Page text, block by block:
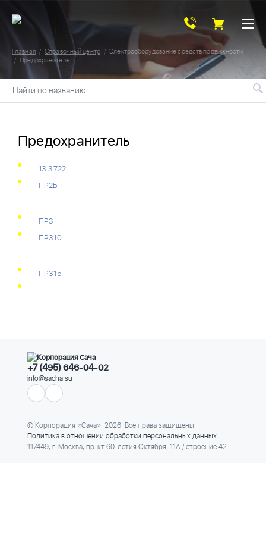
Главная Справочный центр
Электрооборудование средств подвижности
Предохранитель
Найти по названию
Предохранитель
13.3722
ПР2Б
ПР3
ПР310
ПР315
+7 (495) 646-04-02
info@sacha.su
© Корпорация «Сача», 2026. Все права защищены.
Политика в отношении обработки персональных данных
117449, г. Москва, пр-кт 60-летия Октября, 11А / строение 42